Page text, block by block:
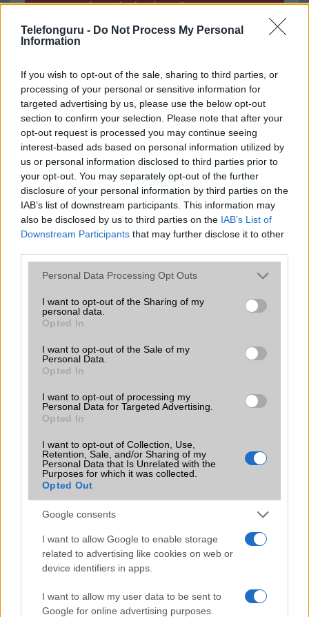
Telefonguru - Do Not Process My Personal
Information
If you wish to opt-out of the sale, sharing to third parties, or
processing of your personal or sensitive information for
targeted advertising by us, please use the below opt-out
section to confirm your selection. Please note that after your
opt-out request is processed you may continue seeing
interest-based ads based on personal information utilized by
us or personal information disclosed to third parties prior to
your opt-out. You may separately opt-out of the further
disclosure of your personal information by third parties on the
IAB’s list of downstream participants. This information may
also be disclosed by us to third parties on the IAB’s List of
Downstream Participants that may further disclose it to other
Please note that this website/app uses one or more Google
not limited to your visit or usage behaviour. You may click to
grant or deny consent to Google and its third-party tags to
use your data for below specified purposes in below Google
consent section.
Personal Data Processing Opt Outs
I want to opt-out of the Sharing of my
personal data.
Opted In
I want to opt-out of the Sale of my
Personal Data.
Opted In
I want to opt-out of processing my
Personal Data for Targeted Advertising.
Opted In
I want to opt-out of Collection, Use,
Retention, Sale, and/or Sharing of my
Personal Data that Is Unrelated with the
Purposes for which it was collected.
Opted Out
Google consents
I want to allow Google to enable storage
related to advertising like cookies on web or
device identifiers in apps.
I want to allow my user data to be sent to
Google for online advertising purposes.
ALKALMAZÁSOK ÉS ÉRZÉKELŐK
Java Nincs
SNS integráció iCloud service
Organizer iCloud service
T9 szótár alkalmazás független szótár
Office alkalmazások
iDV = Document viewer (Word,
Excel, PowerPoint, iBooks PDF
reader)
Iránytũ Nincs
Extrák Nincs
EGYÉB
SIM típus
Flight mode
Funkciók Geo-tagging, touch focus
Brand Tablet PC
Védelem olajálló burkolat
Limited Edition
SAR
N/A = Nincs adat. Legutóbbi frissítés: 2026-07-13 19:00:00